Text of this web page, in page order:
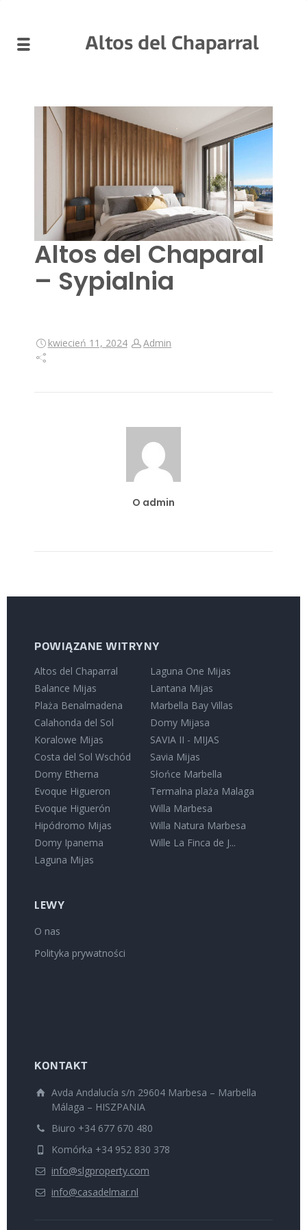
Altos del Chaparral
Altos del Chaparal
– Sypialnia
kwiecień 11, 2024 Admin
O admin
POWIĄZANE WITRYNY
Altos del Chaparral
Balance Mijas
Plaża Benalmadena
Calahonda del Sol
Koralowe Mijas
Costa del Sol Wschód
Domy Etherna
Evoque Higueron
Evoque Higuerón
Hipódromo Mijas
Domy Ipanema
Laguna Mijas
Laguna One Mijas
Lantana Mijas
Marbella Bay Villas
Domy Mijasa
SAVIA II - MIJAS
Savia Mijas
Słońce Marbella
Termalna plaża Malaga
Willa Marbesa
Willa Natura Marbesa
Wille La Finca de J...
LEWY
O nas
Polityka prywatności
KONTAKT
Avda Andalucía s/n 29604 Marbesa – Marbella
Málaga – HISZPANIA
Biuro +34 677 670 480
Komórka +34 952 830 378
info@slgproperty.com
info@casadelmar.nl